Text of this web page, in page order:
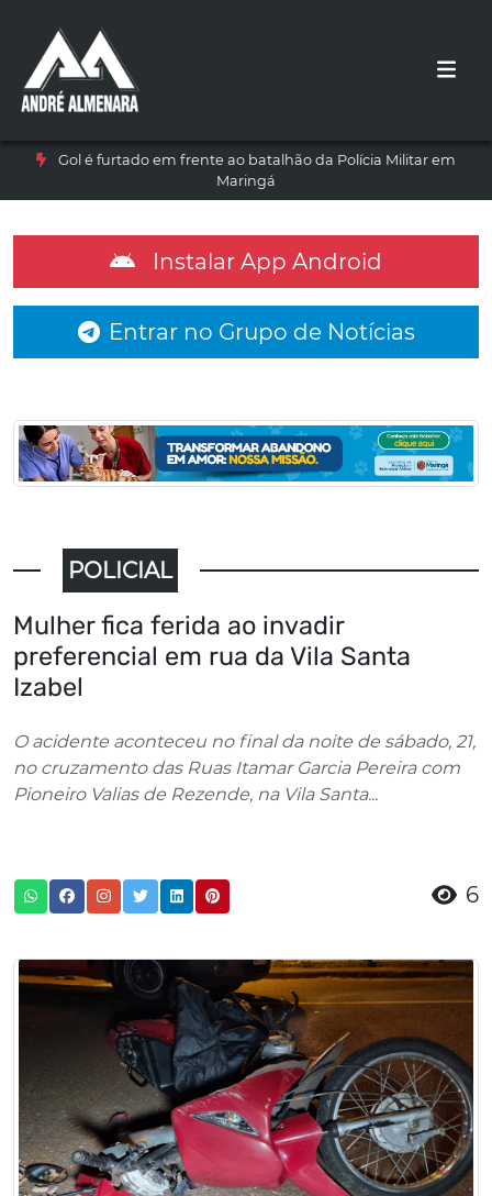
Gol é furtado em frente ao batalhão da Polícia Militar em
Maringá
Instalar App Android
Entrar no Grupo de Notícias
POLICIAL
Mulher fica ferida ao invadir
preferencial em rua da Vila Santa
Izabel
O acidente aconteceu no final da noite de sábado, 21,
no cruzamento das Ruas Itamar Garcia Pereira com
Pioneiro Valias de Rezende, na Vila Santa...
6